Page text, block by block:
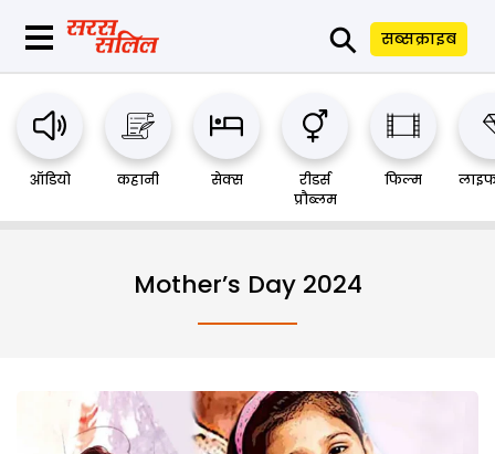
⚲ सब्सक्राइब
ऑडियो कहानी सेक्स
रीडर्स
प्रौब्लम
फिल्म
Mother’s Day 2024